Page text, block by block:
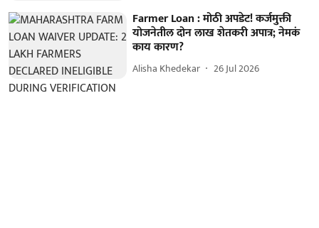
Farmer Loan : मोठी अपडेट! कर्जमुक्ती
योजनेतील दोन लाख शेतकरी अपात्र; नेमकं
काय कारण?
Alisha Khedekar 26 Jul 2026